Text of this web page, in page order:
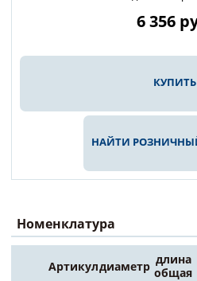
6 356
КУПИТЬ
НАЙТИ
Номенклатура
Артикулдиаметр длина
общая